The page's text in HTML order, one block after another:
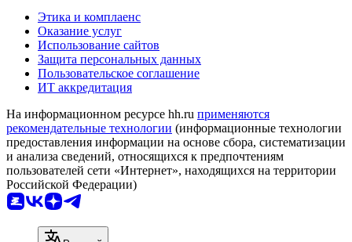
Этика и комплаенс
Оказание услуг
Использование сайтов
Защита персональных данных
Пользовательское соглашение
ИТ аккредитация
На информационном ресурсе hh.ru применяются
рекомендательные технологии (информационные технологии
предоставления информации на основе сбора, систематизации
и анализа сведений, относящихся к предпочтениям
пользователей сети «Интернет», находящихся на территории
Российской Федерации)